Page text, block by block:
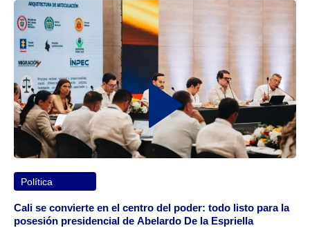
Política
Cali se convierte en el centro del poder: todo listo para la
posesión presidencial de Abelardo De la Espriella